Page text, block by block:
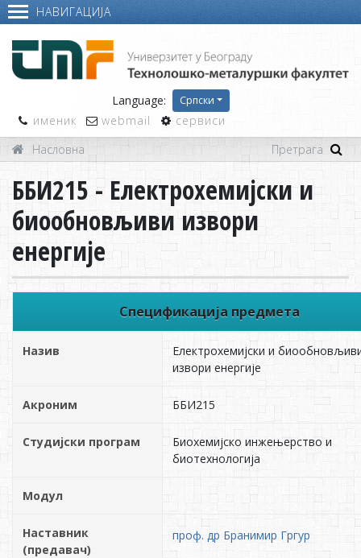
НАВИГАЦИЈА
Language: Српски
именик webmail
сервиси
Насловна
ББИ215 - Електрохемијски и
биообновљиви извори
енергије
Спецификација предмета
Назив
Електрохемијски и
извори енергије
Акроним ББИ215
Студијски програм
Биохемијско инжењерство и
биотехнологија
Модул
Наставник
(предавач)
проф. др Бранимир Гргур